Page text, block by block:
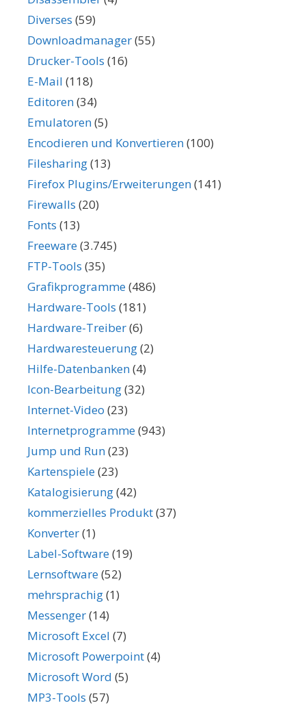
Diverses (59)
Downloadmanager(55)
Drucker-Tools (16)
E-Mail (118)
Editoren(34)
Emulatoren(5)
Encodieren und Konvertieren(100)
Filesharing(13)
Firefox Plugins/Erweiterungen(141)
Firewalls (20)
Fonts (13)
Freeware(3.745)
FTP-Tools (35)
Grafikprogramme(486)
Hardware-Tools (181)
Hardware-Treiber(6)
Hardwaresteuerung(2)
Hilfe-Datenbanken(4)
Icon-Bearbeitung(32)
Internet-Video (23)
Internetprogramme(943)
Jump und Run(23)
Kartenspiele(23)
Katalogisierung(42)
kommerzielles Produkt(37)
Konverter(1)
Label-Software(19)
Lernsoftware(52)
mehrsprachig(1)
Messenger(14)
Microsoft Excel (7)
Microsoft Powerpoint(4)
Microsoft Word (5)
MP3-Tools (57)